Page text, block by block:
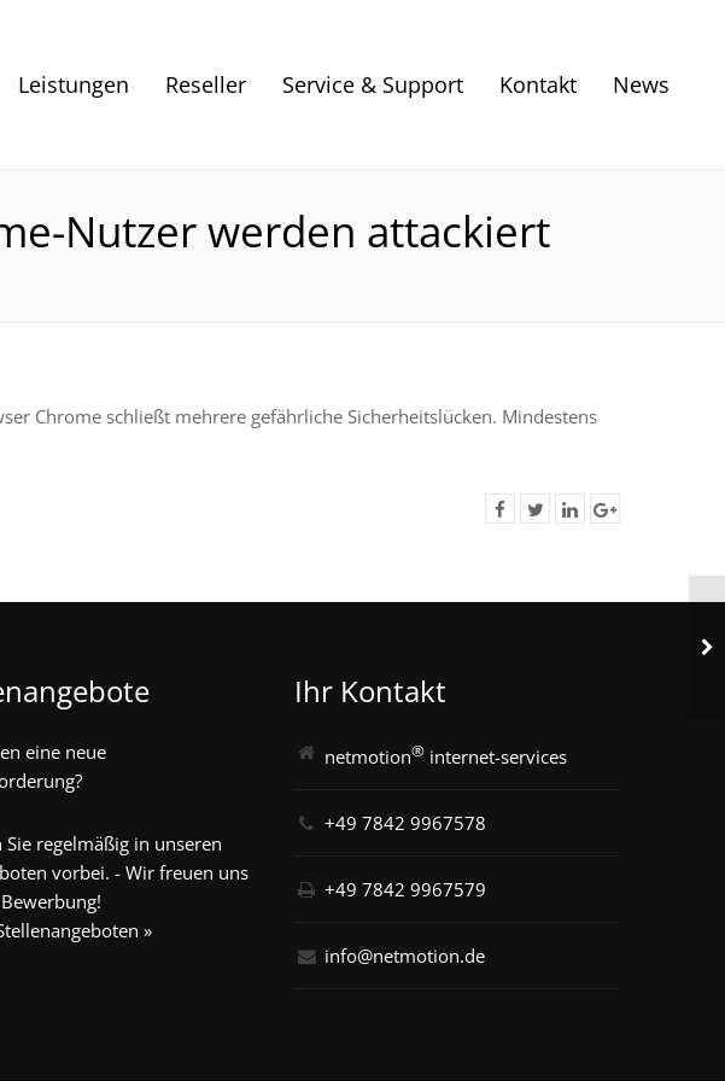
Leistungen Reseller Service & Support Kontakt News
Nutzer werden attackiert
Chrome schließt mehrere gefährliche Sicherheitslücken. Mindestens
eine neue
Sie regelmäßig in unseren
vorbei. - Wir freuen uns
»
Ihr Kontakt
netmotion® internet-services
+49 7842 9967578
+49 7842 9967579
info@netmotion.de